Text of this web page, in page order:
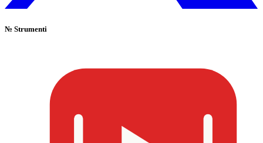
№ Strumenti